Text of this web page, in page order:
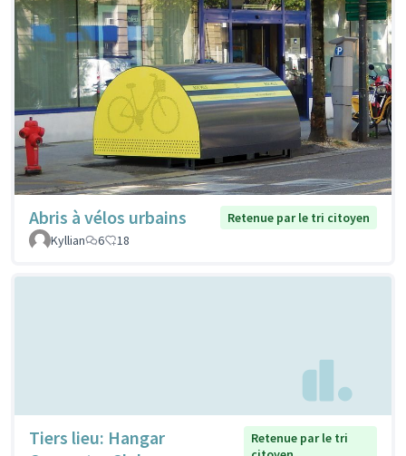
Abris à vélos urbains
Retenue par le tri citoyen
Kyllian
6 18
Tiers lieu: Hangar
Retenue par le tri